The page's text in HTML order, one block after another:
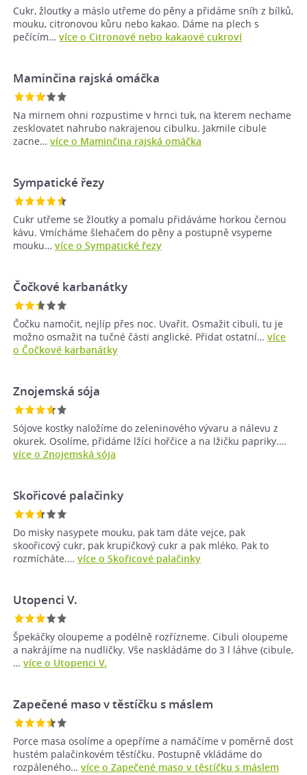
Cukr, žloutky a máslo utřeme do pěny a přidáme sníh z bílků,
mouku, citronovou kůru nebo kakao. Dáme na plech s
pečícím… více o Citronové nebo kakaové cukroví
Maminčina rajská omáčka
Na mirnem ohni rozpustime v hrnci tuk, na kterem nechame
zesklovatet nahrubo nakrajenou cibulku. Jakmile cibule
zacne… více o Maminčina rajská omáčka
Sympatické řezy
Cukr utřeme se žloutky a pomalu přidáváme horkou černou
kávu. Vmícháme šlehačem do pěny a postupně vsypeme
mouku… více o Sympatické řezy
Čočkové karbanátky
Čočku namočit, nejlíp přes noc. Uvařit. Osmažit cibuli, tu je
možno osmažit na tučné části anglické. Přidat ostatní… více
o Čočkové karbanátky
Znojemská sója
Sójove kostky naložíme do zeleninového vývaru a nálevu z
okurek. Osolíme, přidáme lžíci hořčice a na lžičku papriky.…
více o Znojemská sója
Skořicové palačinky
Do misky nasypete mouku, pak tam dáte vejce, pak
skoořicový cukr, pak krupičkový cukr a pak mléko. Pak to
rozmícháte.… více o Skořicové palačinky
Utopenci V.
Špekáčky oloupeme a podélně rozřízneme. Cibuli oloupeme
a nakrájíme na nudličky. Vše naskládáme do 3 l láhve (cibule,
… více o Utopenci V.
Zapečené maso v těstíčku s máslem
Porce masa osolíme a opepříme a namáčíme v poměrně dost
hustém palačinkovém těstíčku. Postupně vkládáme do
rozpáleného… více o Zapečené maso v těstíčku s máslem